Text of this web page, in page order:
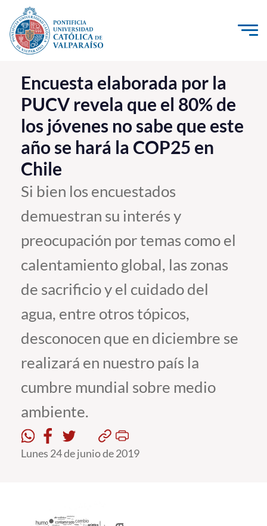
Click acá para ir directamente al contenido
La Universidad
Investigación, Creación e Innovación
PUCV Internacional
Vinculación con el Medio
Admisión
Pregrado
Postgrado
Formación Continua
Académicos
Funcionarios
Alumni
English
Encuesta elaborada por la
PUCV revela que el 80% de
los jóvenes no sabe que este
año se hará la COP25 en
Chile
Si bien los encuestados
demuestran su interés y
preocupación por temas como el
calentamiento global, las zonas
de sacrificio y el cuidado del
agua, entre otros tópicos,
desconocen que en diciembre se
realizará en nuestro país la
cumbre mundial sobre medio
ambiente.
Lunes 24 de junio de 2019